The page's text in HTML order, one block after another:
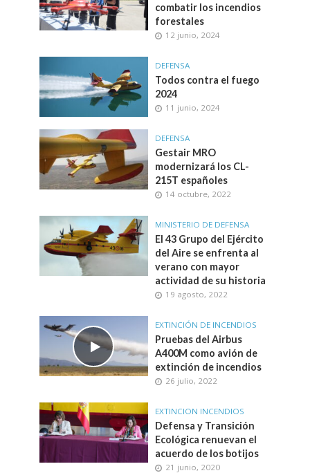
combatir los incendios
forestales
12 junio, 2024
DEFENSA
Todos contra el fuego
2024
11 junio, 2024
DEFENSA
Gestair MRO
modernizará los CL-
215T españoles
14 octubre, 2022
MINISTERIO DE DEFENSA
El 43 Grupo del Ejército
del Aire se enfrenta al
verano con mayor
actividad de su historia
19 agosto, 2022
EXTINCIÓN DE INCENDIOS
Pruebas del Airbus
A400M como avión de
extinción de incendios
26 julio, 2022
EXTINCION INCENDIOS
Defensa y Transición
Ecológica renuevan el
acuerdo de los botijos
21 junio, 2020